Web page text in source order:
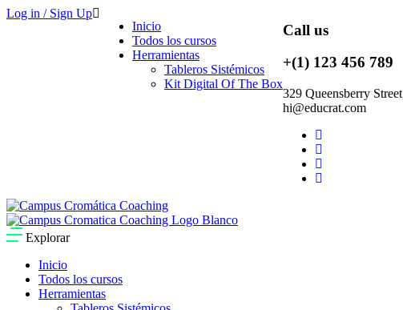
Log in / Sign Up
Inicio
Todos los cursos
Herramientas
Tableros Sistémicos
Kit Digital Of The Box
Call us
+(1) 123 456 789
329 Queensberry
hi@educrat.com
Explorar
Inicio
Todos los cursos
Herramientas